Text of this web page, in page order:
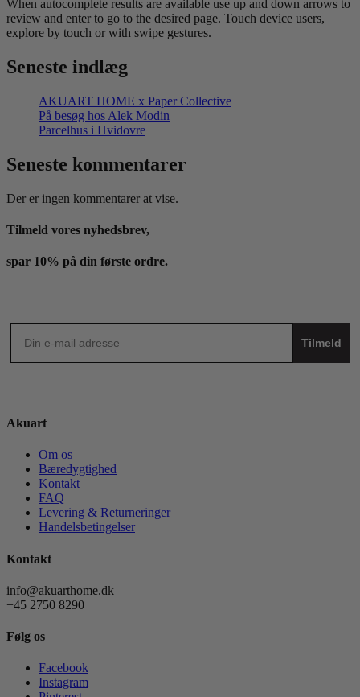
When autocomplete results are available use up and down arrows to
review and enter to go to the desired page. Touch device users,
explore by touch or with swipe gestures.
Seneste indlæg
AKUART HOME x Paper Collective
På besøg hos Alek Modin
Parcelhus i Hvidovre
Seneste kommentarer
Der er ingen kommentarer at vise.
Tilmeld vores nyhedsbrev,
spar 10% på din første ordre.
Tilmeld
Akuart
Om os
Bæredygtighed
Kontakt
FAQ
Levering & Returneringer
Handelsbetingelser
Kontakt
info@akuarthome.dk
+45 2750 8290
Følg os
Facebook
Instagram